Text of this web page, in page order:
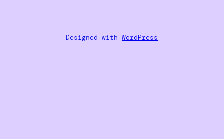
Designed with WordPress